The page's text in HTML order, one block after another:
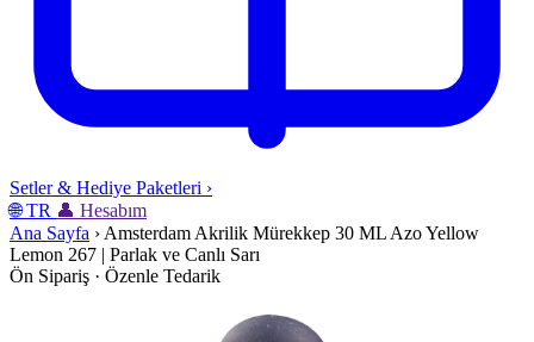
Setler & Hediye Paketleri ›
🌐 TR 👤 Hesabım
Ana Sayfa › Amsterdam Akrilik Mürekkep 30 ML Azo Yellow
Lemon 267 | Parlak ve Canlı Sarı
Ön Sipariş · Özenle Tedarik